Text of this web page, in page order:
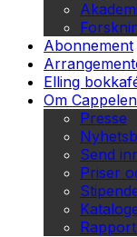
Abonnement
Elling
Om
Presse
Send
Priser